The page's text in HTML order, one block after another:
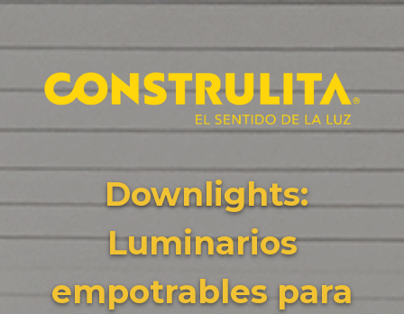
Downlights:
Luminarios
empotrables para